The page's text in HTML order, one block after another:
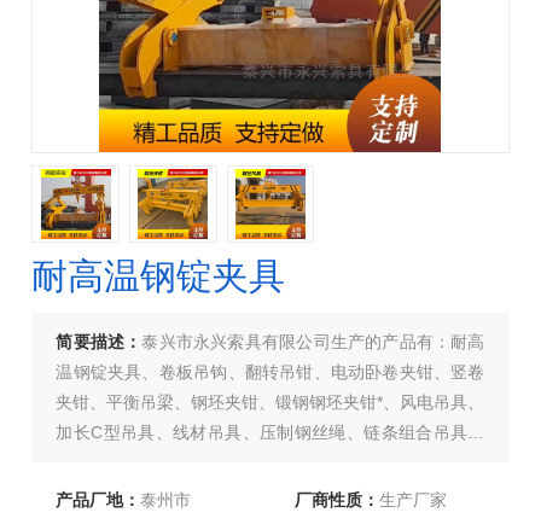
耐高温钢锭夹具
简要描述：泰兴市永兴索具有限公司生产的产品有：耐高
温钢锭夹具、卷板吊钩、翻转吊钳、电动卧卷夹钳、竖卷
夹钳、平衡吊梁、钢坯夹钳、锻钢钢坯夹钳*、风电吊具、
加长C型吊具、线材吊具、压制钢丝绳、链条组合吊具、
几十类上百个品种。产品被广泛应用于电力、冶金、石
产品厂地：泰州市 厂商性质： 生产厂家